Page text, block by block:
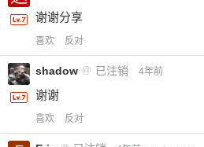
谢谢分享
喜欢 反对
shadow @ 已注销 4年前
谢谢
喜欢 反对